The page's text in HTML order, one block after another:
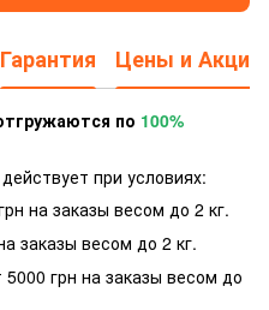
Гарантия Цены и Акции
по 100%
при условиях:
на заказы весом до 2 кг.
заказы весом до 2 кг.
грн на заказы весом до